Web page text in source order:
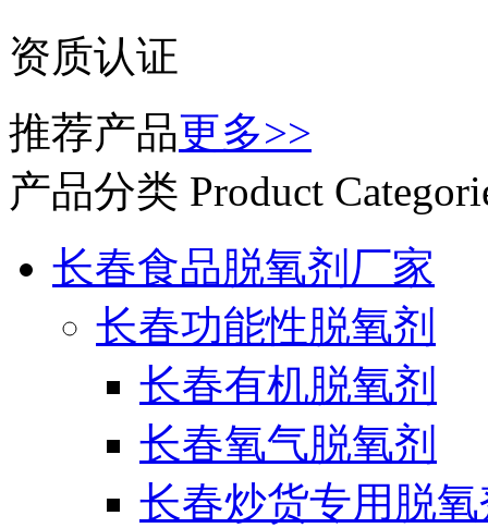
资质认证
推荐产品更多>>
产品分类 Product
长春食品脱氧剂厂家
长春功能性脱氧剂
长春有机脱氧剂
长春氧气脱氧剂
长春炒货专用脱